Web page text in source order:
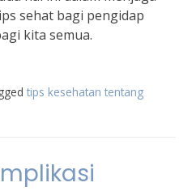
sehat bagi pengidap
kita semua.
tips kesehatan tentang